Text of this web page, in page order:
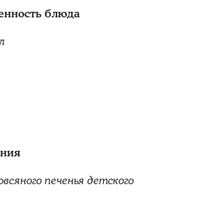
блюда
печенья детского